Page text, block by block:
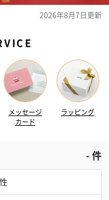
2026年8月7日更新
メッセージ
カード
ラッピング
-件